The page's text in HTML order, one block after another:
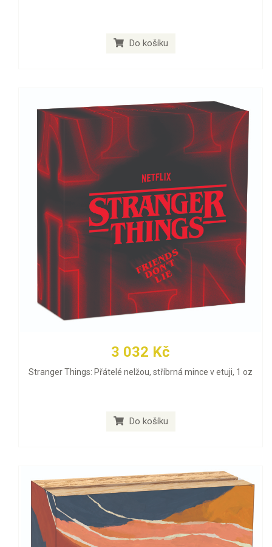
Do košíku
3 032 Kč
Stranger Things: Přátelé nelžou, stříbrná mince v etuji, 1 oz
Do košíku